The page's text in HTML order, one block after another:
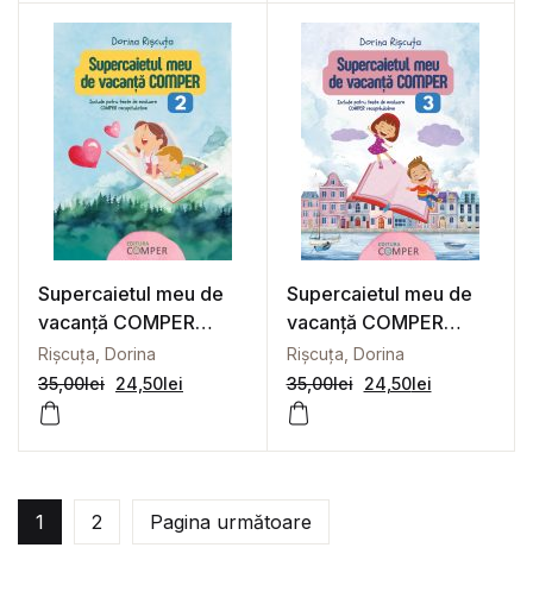
Supercaietul meu de
vacanță COMPER
Clasa a 2-a
Rișcuța, Dorina
35,00lei 24,50lei
Supercaietul meu de
vacanță COMPER
Clasa a 3-a
Rișcuța, Dorina
35,00lei 24,50lei
1 2 Pagina următoare